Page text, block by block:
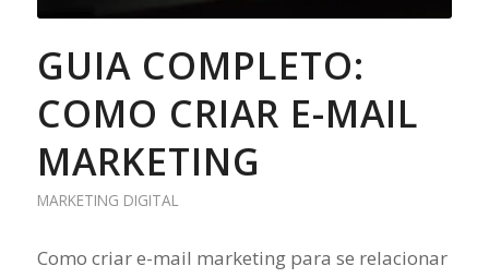
GUIA COMPLETO:
COMO CRIAR E-MAIL
MARKETING
MARKETING DIGITAL
Como criar e-mail marketing para se relacionar